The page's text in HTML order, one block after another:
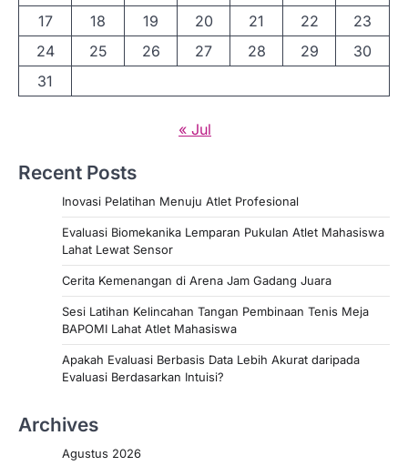
17
18 19 20 21 22
23
24
25 26 27 28 29
30
31
« Jul
Recent Posts
Inovasi Pelatihan Menuju Atlet Profesional
Evaluasi Biomekanika Lemparan Pukulan Atlet Mahasiswa
Lahat Lewat Sensor
Cerita Kemenangan di Arena Jam Gadang Juara
Sesi Latihan Kelincahan Tangan Pembinaan Tenis Meja
BAPOMI Lahat Atlet Mahasiswa
Apakah Evaluasi Berbasis Data Lebih Akurat daripada
Evaluasi Berdasarkan Intuisi?
Archives
Agustus 2026